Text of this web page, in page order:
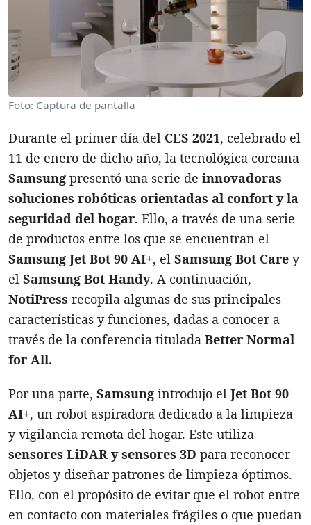
Foto: Captura de pantalla
Durante el primer día del CES 2021, celebrado el
11 de enero de dicho año, la tecnológica coreana
Samsung presentó una serie de innovadoras
soluciones robóticas orientadas al confort y la
seguridad del hogar. Ello, a través de una serie
de productos entre los que se encuentran el
Samsung Jet Bot 90 AI+, el Samsung Bot Care y
el Samsung Bot Handy. A continuación,
NotiPress recopila algunas de sus principales
características y funciones, dadas a conocer a
través de la conferencia titulada Better Normal
for All.
Por una parte, Samsung introdujo el Jet Bot 90
AI+, un robot aspiradora dedicado a la limpieza
y vigilancia remota del hogar. Este utiliza
sensores LiDAR y sensores 3D para reconocer
objetos y diseñar patrones de limpieza óptimos.
Ello, con el propósito de evitar que el robot entre
en contacto con materiales frágiles o que puedan